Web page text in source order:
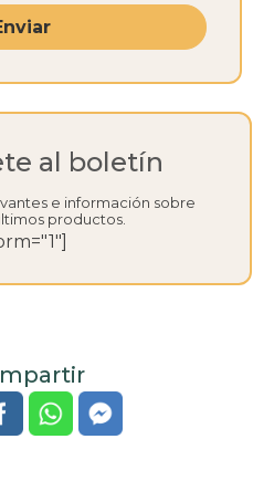
al boletín
e información sobre
productos.